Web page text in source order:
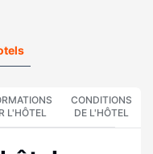
L'HÔTEL
CONDITIONS
DE L'HÔTEL